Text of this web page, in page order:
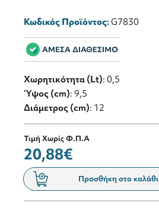
Κωδικός Προϊόντος:G7830
ΑΜΕΣΑ ΔΙΑΘΕΣΙΜΟ
Χωρητικότητα (Lt): 0,5
Ύψος (cm): 9,5
Διάμετρος (cm): 12
Τιμή Χωρίς Φ.Π.Α
20,88€
Προσθήκη στο καλάθι